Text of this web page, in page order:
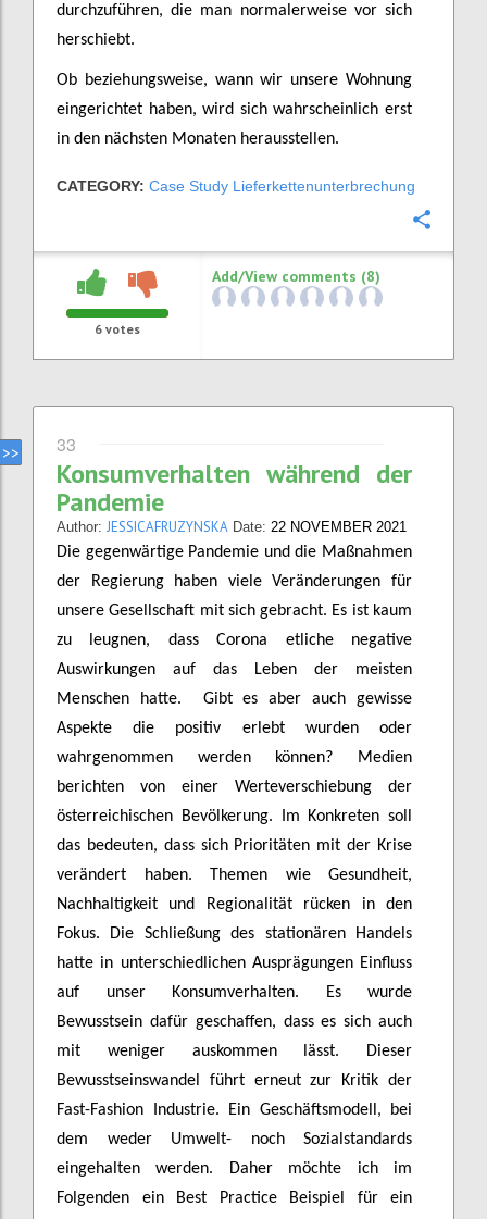
durchzuführen, die man normalerweise vor sich
herschiebt.
Ob beziehungsweise, wann wir unsere Wohnung
eingerichtet haben, wird sich wahrscheinlich erst
in den nächsten Monaten herausstellen.
CATEGORY: Case Study Lieferkettenunterbrechung
6 votes
Add/View comments (8)
33
Konsumverhalten während der
Pandemie
Author: JESSICAFRUZYNSKA Date: 22 NOVEMBER 2021
Die gegenwärtige Pandemie und die Maßnahmen
der Regierung haben viele Veränderungen für
unsere Gesellschaft mit sich gebracht. Es ist kaum
zu leugnen, dass Corona etliche negative
Auswirkungen auf das Leben der meisten
Menschen hatte. Gibt es aber auch gewisse
Aspekte die positiv erlebt wurden oder
wahrgenommen werden können? Medien
berichten von einer Werteverschiebung der
österreichischen Bevölkerung. Im Konkreten soll
das bedeuten, dass sich Prioritäten mit der Krise
verändert haben. Themen wie Gesundheit,
Nachhaltigkeit und Regionalität rücken in den
Fokus. Die Schließung des stationären Handels
hatte in unterschiedlichen Ausprägungen Einfluss
auf unser Konsumverhalten. Es wurde
Bewusstsein dafür geschaffen, dass es sich auch
mit weniger auskommen lässt. Dieser
Bewusstseinswandel führt erneut zur Kritik der
Fast-Fashion Industrie. Ein Geschäftsmodell, bei
dem weder Umwelt- noch Sozialstandards
eingehalten werden. Daher möchte ich im
Folgenden ein Best Practice Beispiel für ein